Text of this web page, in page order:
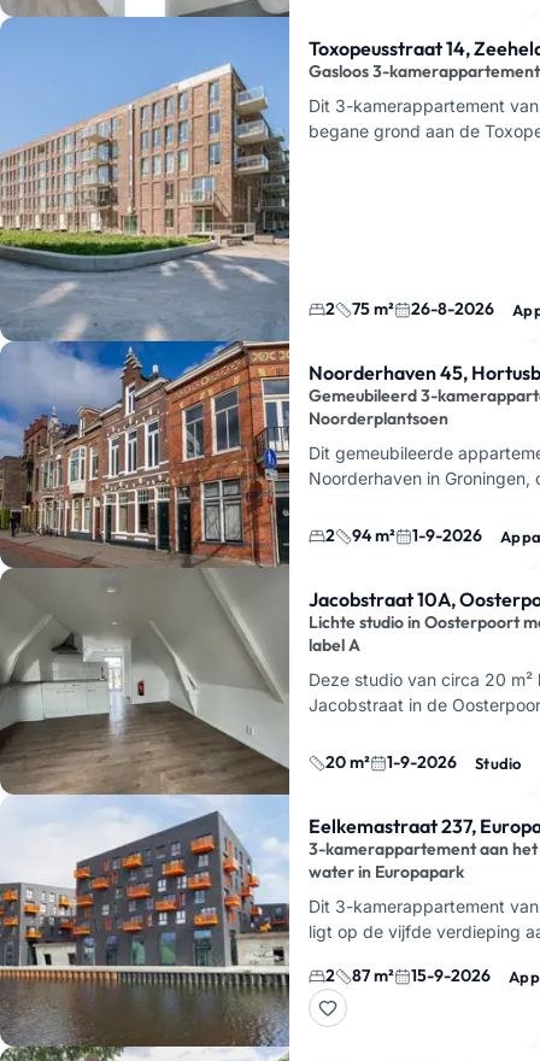
Toxopeusstraat 14,
Gasloos 3-
Dit 3-kamerappartement
begane grond aan de
2 75 m² 26-8-2026
Noorderhaven 45,
Gemeubileerd 3-
Noorderplantsoen
Dit gemeubileerde
Noorderhaven in Groningen,
2 94 m² 1-9-2026
Jacobstraat 10A,
Lichte studio in Oosterpoort
label A
Deze studio van circa 20 m²
Jacobstraat in de
Door de vele ramen voelt
20 m² 1-9-2026 Studio
Eelkemastraat 237,
3-kamerappartement aan het
water in Europapark
Dit 3-kamerappartement
ligt op de vijfde verdieping
woonkamer kijk je uit op het
2 87 m² 15-9-2026